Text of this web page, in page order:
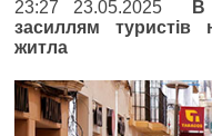
23:27 23.05.2025
В
засиллям
житла